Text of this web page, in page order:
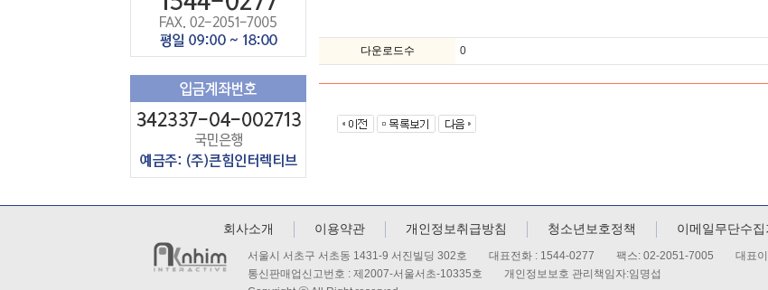
다운로드수 0
회사소개 이용약관 개인정보취급방침 청소년보호정책 이메일무단수집
서울시 서초구 서초동 1431-9 서진빌딩 302호 대표전화 : 1544-0277 팩스: 02-2051-7005 대표
통신판매업신고번호 : 제2007-서울서초-10335호 개인정보보호 관리책임자:임명섭